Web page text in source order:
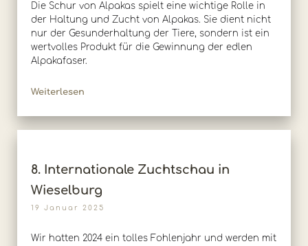
Die Schur von Alpakas spielt eine wichtige Rolle in
der Haltung und Zucht von Alpakas. Sie dient nicht
nur der Gesunderhaltung der Tiere, sondern ist ein
wertvolles Produkt für die Gewinnung der edlen
Alpakafaser.
Weiterlesen
8. Internationale Zuchtschau in
Wieselburg
19 Januar 2025
Wir hatten 2024 ein tolles Fohlenjahr und werden mit